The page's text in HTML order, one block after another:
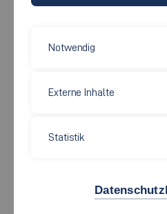
Hochschule Esslingen im
Notwendig
Externe Inhalte
Statistik